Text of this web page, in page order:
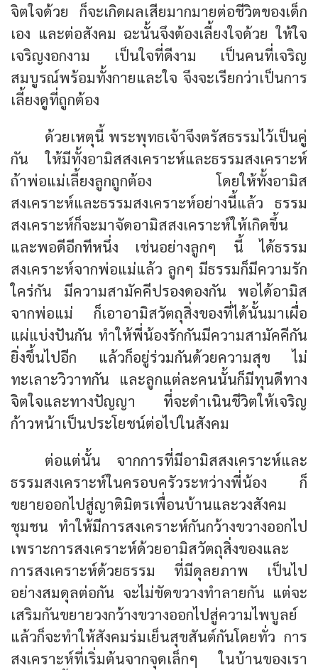
จิตใจด้วย ก็จะเกิดผลเสียมากมายต่อชีวิตของเด็ก
เอง และต่อสังคม ฉะนั้นจึงต้องเลี้ยงใจด้วย ให้ใจ
เจริญงอกงาม เป็นใจที่ดีงาม เป็นคนที่เจริญ
สมบูรณ์พร้อมทั้งกายและใจ จึงจะเรียกว่าเป็นการ
เลี้ยงดูที่ถูกต้อง
ด้วยเหตุนี้ พระพุทธเจ้าจึงตรัสธรรมไว้เป็นคู่
กัน ให้มีทั้งอามิสสงเคราะห์และธรรมสงเคราะห์
ถ้าพ่อแม่เลี้ยงลูกถูกต้อง โดยให้ทั้งอามิส
สงเคราะห์และธรรมสงเคราะห์อย่างนี้แล้ว ธรรม
สงเคราะห์ก็จะมาจัดอามิสสงเคราะห์ให้เกิดขึ้น
และพอดีอีกทีหนึ่ง เช่นอย่างลูกๆ นี้ ได้ธรรม
สงเคราะห์จากพ่อแม่แล้ว ลูกๆ มีธรรมก็มีความรัก
ใคร่กัน มีความสามัคคีปรองดองกัน พอได้อามิส
จากพ่อแม่ ก็เอาอามิสวัตถุสิ่งของที่ได้นั้นมาเผื่อ
แผ่แบ่งปันกัน ทำให้พี่น้องรักกันมีความสามัคคีกัน
ยิ่งขึ้นไปอีก แล้วก็อยู่ร่วมกันด้วยความสุข ไม่
ทะเลาะวิวาทกัน และลูกแต่ละคนนั้นก็มีทุนดีทาง
จิตใจและทางปัญญา ที่จะดำเนินชีวิตให้เจริญ
ก้าวหน้าเป็นประโยชน์ต่อไปในสังคม
ต่อแต่นั้น จากการที่มีอามิสสงเคราะห์และ
ธรรมสงเคราะห์ในครอบครัวระหว่างพี่น้อง ก็
ขยายออกไปสู่ญาติมิตรเพื่อนบ้านและวงสังคม
ชุมชน ทำให้มีการสงเคราะห์กันกว้างขวางออกไป
เพราะการสงเคราะห์ด้วยอามิสวัตถุสิ่งของและ
การสงเคราะห์ด้วยธรรม ที่มีดุลยภาพ เป็นไป
อย่างสมดุลต่อกัน จะไม่ขัดขวางทำลายกัน แต่จะ
เสริมกันขยายวงกว้างขวางออกไปสู่ความไพบูลย์
แล้วก็จะทำให้สังคมร่มเย็นสุขสันต์กันโดยทั่ว การ
สงเคราะห์ที่เริ่มต้นจากจุดเล็กๆ ในบ้านของเรา